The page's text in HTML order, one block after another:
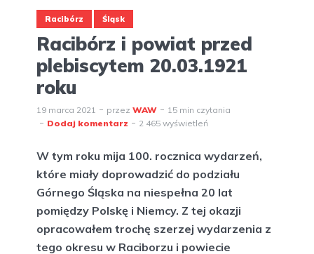
Racibórz Śląsk
Racibórz i powiat przed
plebiscytem 20.03.1921
roku
19 marca 2021 przez WAW
15 min czytania
Dodaj komentarz
2 465 wyświetleń
W tym roku mija 100. rocznica wydarzeń,
które miały doprowadzić do podziału
Górnego Śląska na niespełna 20 lat
pomiędzy Polskę i Niemcy. Z tej okazji
opracowałem trochę szerzej wydarzenia z
tego okresu w Raciborzu i powiecie